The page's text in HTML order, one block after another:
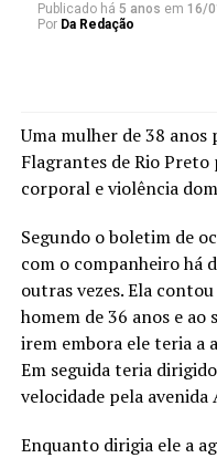
Publicado há 5 anos em 16/
Por Da Redação
Uma mulher de 38
Flagrantes de Rio
corporal e violência
Segundo o boletim de
com o companheiro há
outras vezes. Ela
homem de 36 anos e
irem embora ele teria a
Em seguida teria
velocidade pela
Enquanto dirigia ele a